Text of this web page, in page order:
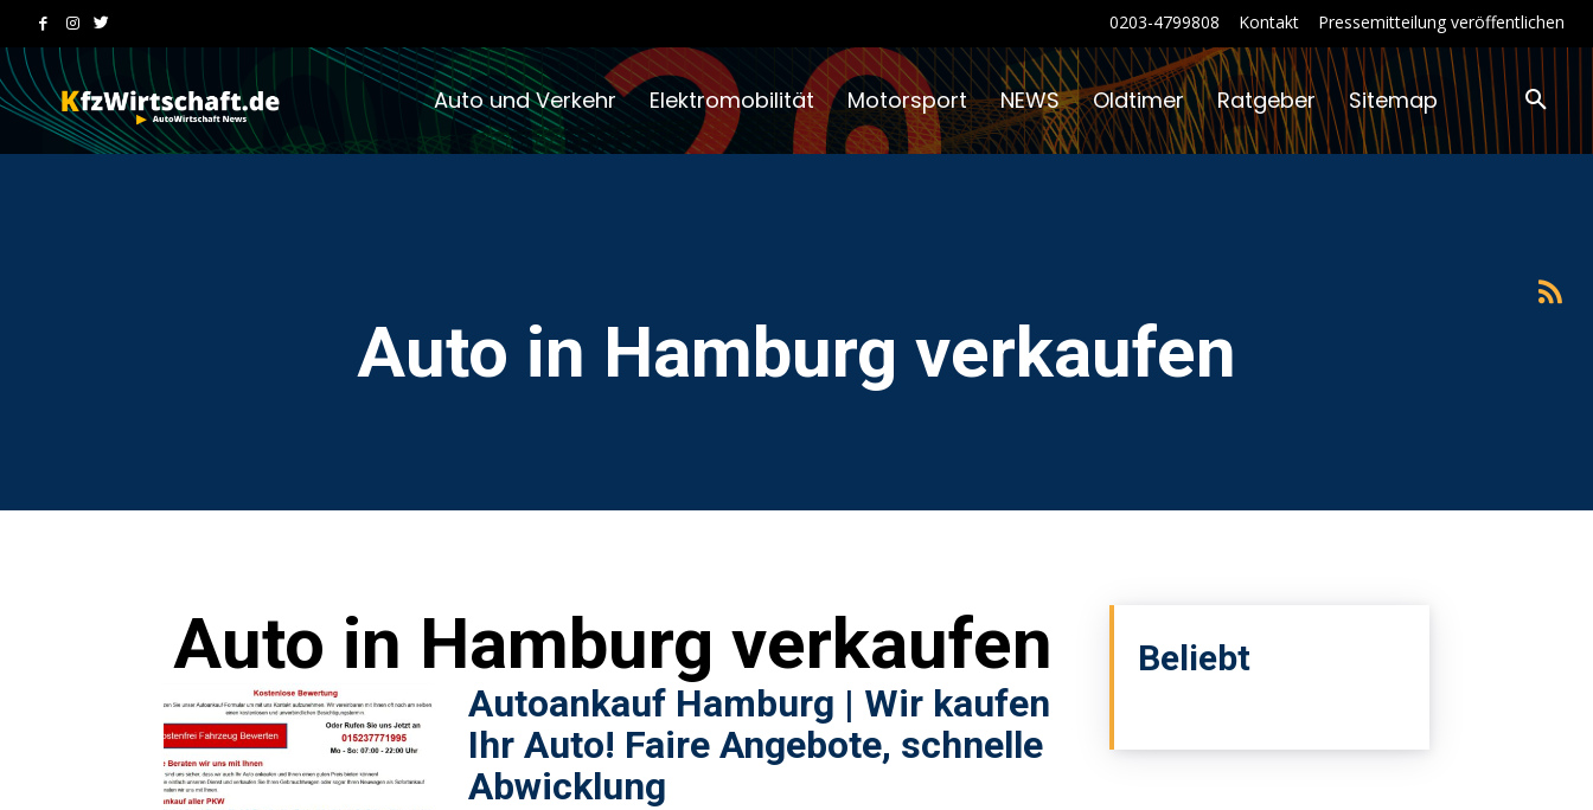
0203-4799808 Kontakt Pressemitteilung veröffentlichen
Auto und Verkehr Elektromobilität Motorsport NEWS Oldtimer Ratgeber Sitemap
Auto in Hamburg verkaufen
Auto in Hamburg verkaufen
Autoankauf Hamburg | Wir kaufen
Ihr Auto! Faire Angebote, schnelle
Abwicklung
Beliebt